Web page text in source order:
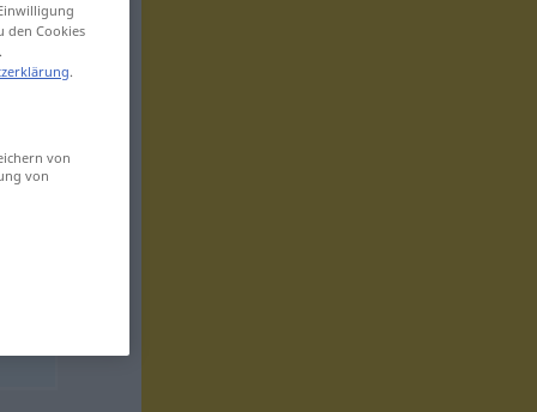
den Cookies
.
von
von